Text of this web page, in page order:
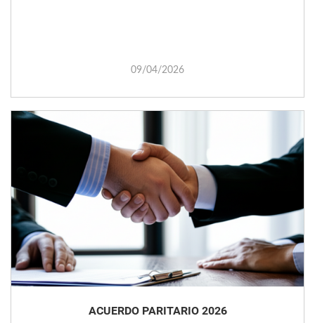
09/04/2026
ACUERDO PARITARIO 2026